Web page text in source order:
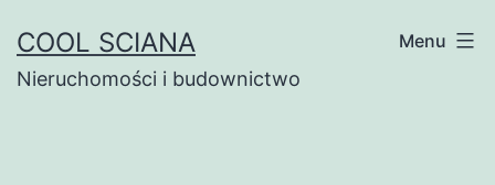
do
treści
COOL SCIANA
Nieruchomości i budownictwo
Menu